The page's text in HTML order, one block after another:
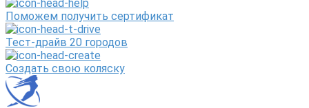
Поможем получить сертификат
Тест-драйв 20 городов
Создать свою коляску